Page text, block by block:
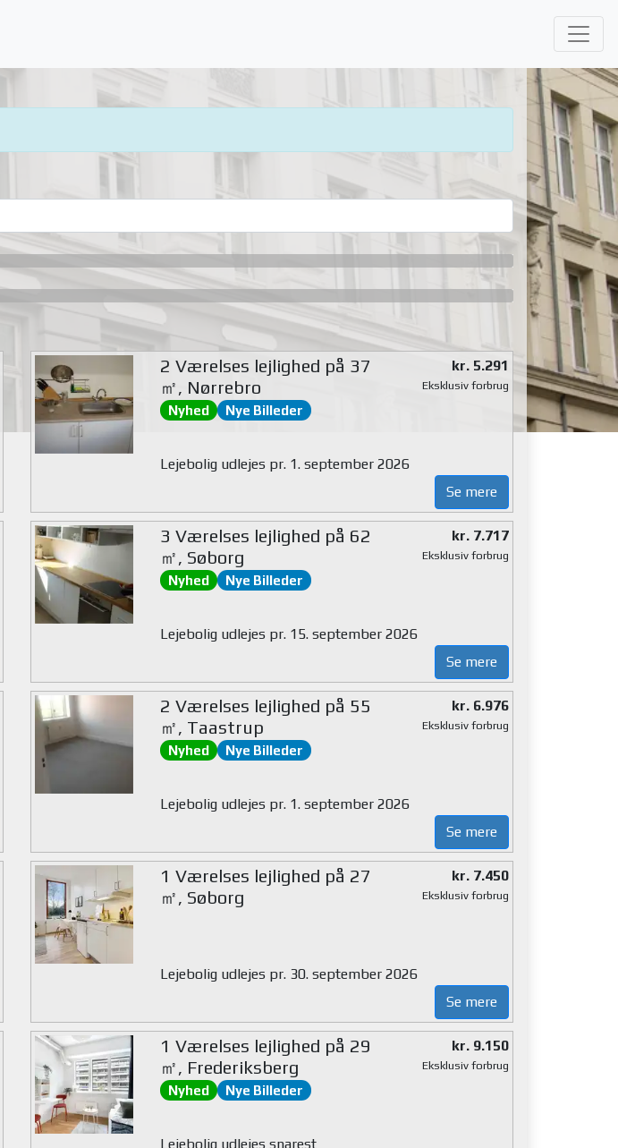
2 Værelses lejlighed på 37
㎡, Nørrebro
Nyhed Nye Billeder
kr. 5.291
Eksklusiv forbrug
Lejebolig udlejes pr. 1. september 2026
Se mere
3 Værelses lejlighed på 62
㎡, Søborg
Nyhed Nye Billeder
kr. 7.717
Eksklusiv forbrug
Lejebolig udlejes pr. 15. september 2026
Se mere
2 Værelses lejlighed på 55
㎡, Taastrup
Nyhed Nye Billeder
kr. 6.976
Eksklusiv forbrug
Lejebolig udlejes pr. 1. september 2026
Se mere
1 Værelses lejlighed på 27
㎡, Søborg
kr. 7.450
Eksklusiv forbrug
Lejebolig udlejes pr. 30. september 2026
Se mere
1 Værelses lejlighed på 29
㎡, Frederiksberg
Nyhed Nye Billeder
kr. 9.150
Eksklusiv forbrug
Lejebolig udlejes snarest